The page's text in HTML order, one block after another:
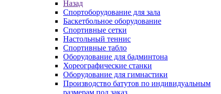
Назад
Спортоборудование для зала
Баскетбольное оборудование
Спортивные сетки
Настольный теннис
Спортивные табло
Оборудование для бадминтона
Хореографические станки
Оборудование для гимнастики
Производство батутов по индивидуальным
размерам под заказ